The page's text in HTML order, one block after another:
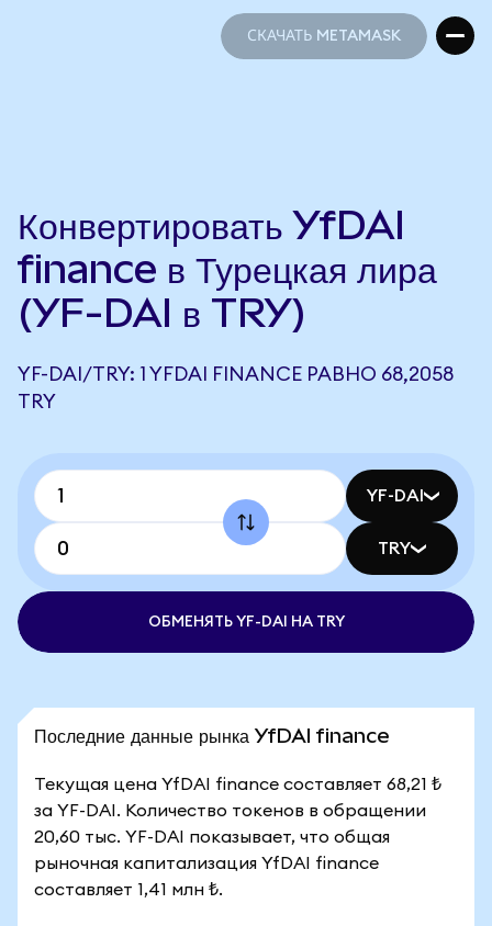
СКАЧАТЬ METAMASK
Конвертировать YfDAI
finance в Турецкая лира
(YF-DAI в TRY)
YF-DAI/TRY: 1 YFDAI FINANCE РАВНО 68,2058
TRY
YF-DAI
TRY
ОБМЕНЯТЬ YF-DAI НА TRY
Последние данные рынка YfDAI finance
Текущая цена YfDAI finance составляет 68,21 ₺
за YF-DAI. Количество токенов в обращении
20,60 тыс. YF-DAI показывает, что общая
рыночная капитализация YfDAI finance
составляет 1,41 млн ₺.